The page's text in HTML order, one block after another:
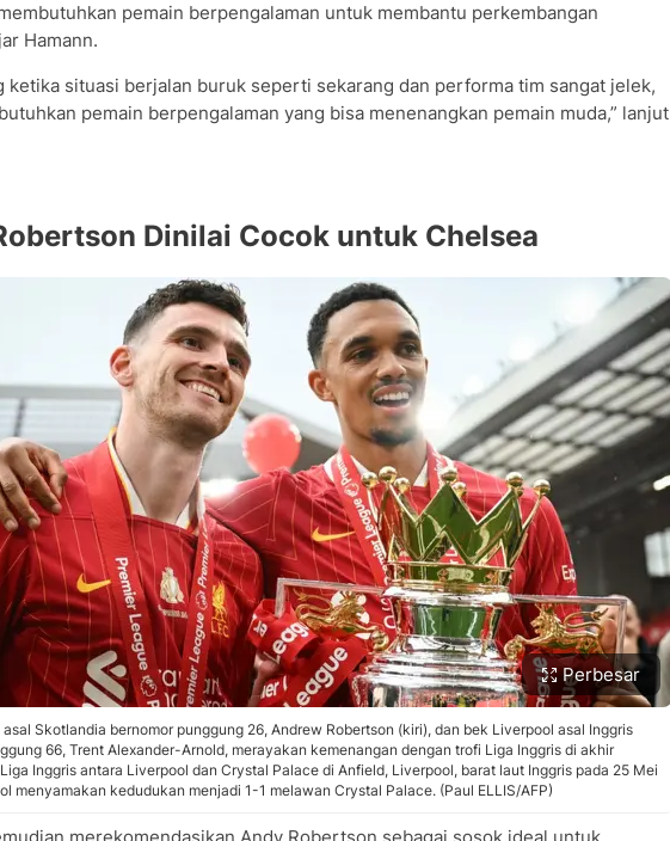
pemain berpengalaman untuk membantu perkembangan
Hamann.
ketika situasi berjalan buruk seperti sekarang dan performa tim sangat jelek,
pemain berpengalaman yang bisa menenangkan pemain muda,” lanjut
Dinilai Cocok untuk Chelsea
Perbesar
Skotlandia bernomor punggung 26, Andrew Robertson (kiri), dan bek Liverpool asal Inggris
66, Trent Alexander-Arnold, merayakan kemenangan dengan trofi Liga Inggris di akhir
Inggris antara Liverpool dan Crystal Palace di Anfield, Liverpool, barat laut Inggris pada 25 Mei
menyamakan kedudukan menjadi 1-1 melawan Crystal Palace. (Paul ELLIS/AFP)